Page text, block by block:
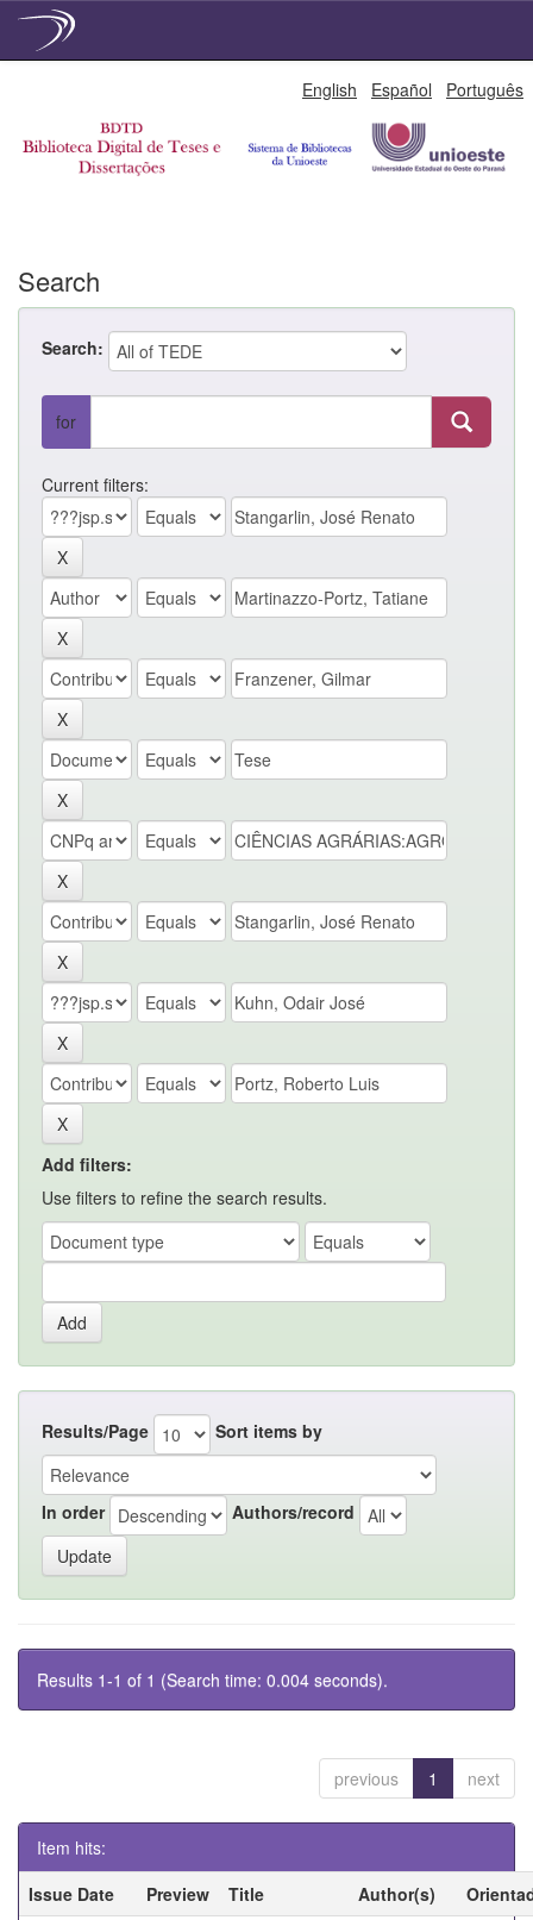
English Español Português
Search
Search:
for
Current filters:
Add filters:
Use filters to refine the search results.
Results/Page Sort items by
In order Authors/record
Results 1-1 of 1 (Search time: 0.004 seconds).
previous 1 next
Item hits:
Issue Date
Preview Title Author(s)